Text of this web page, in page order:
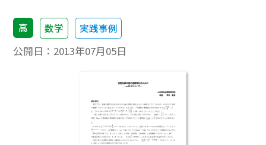
高 数学 実践事例
公開日： 2013年07月05日